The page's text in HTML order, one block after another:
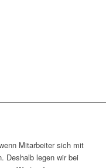
Mitarbeiter sich mit
Deshalb legen wir bei